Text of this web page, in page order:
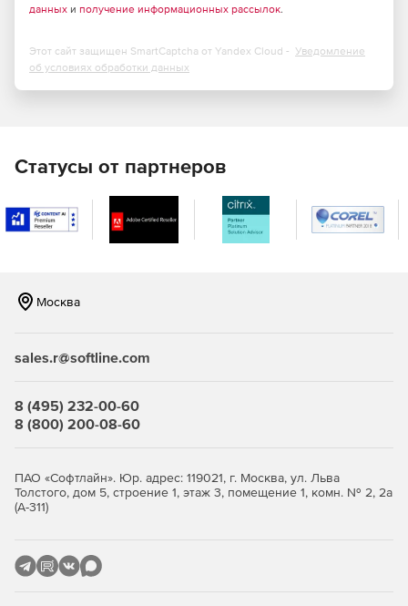
данных и получение информационных рассылок.
Этот сайт защищен SmartCaptcha от Yandex Cloud - Уведомление
об условиях обработки данных
Статусы от партнеров
Москва
sales.r@softline.com
8 (495) 232-00-60
8 (800) 200-08-60
ПАО «Софтлайн». Юр. адрес: 119021, г. Москва, ул. Льва
Толстого, дом 5, строение 1, этаж 3, помещение 1, комн. № 2, 2а
(А-311)